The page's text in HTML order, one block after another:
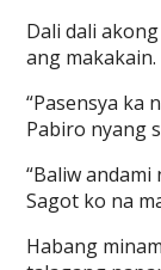
Dali dali
ang makakain.
“Pasensya ka
Pabiro nyang
“Baliw
Sagot ko na
Habang